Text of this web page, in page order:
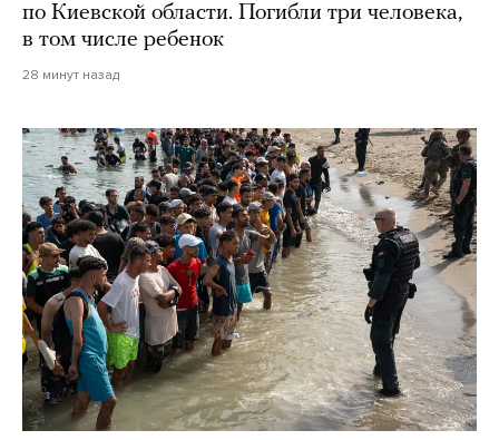
по Киевской области. Погибли три человека,
в том числе ребенок
28 минут назад